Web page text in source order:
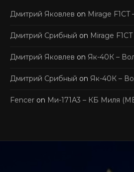
Дмитрий Яковлев on Mirage
Дмитрий Срибный on Mirage
Дмитрий Яковлев on Як-40К –
Дмитрий Срибный on Як-40К –
Fencer on Ми-171А3 – КБ Миля